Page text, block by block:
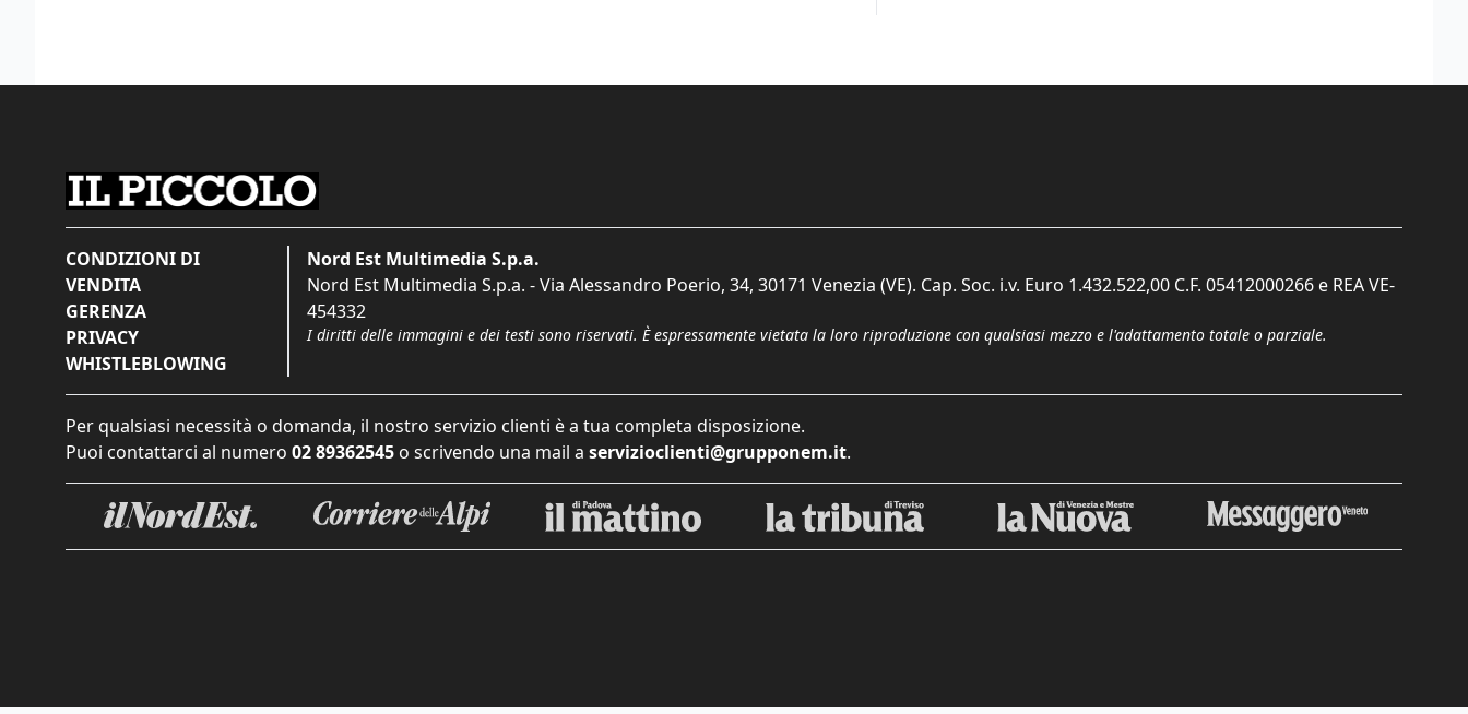
CONDIZIONI DI
VENDITA
GERENZA
PRIVACY
WHISTLEBLOWING
Nord Est Multimedia S.p.a.
Nord Est Multimedia S.p.a. - Via Alessandro Poerio, 34, 30171 Venezia (VE). Cap. Soc. i.v. Euro 1.432.522,00 C.F. 05412000266 e REA VE-
454332
I diritti delle immagini e dei testi sono riservati. È espressamente vietata la loro riproduzione con qualsiasi mezzo e l'adattamento totale o parziale.
Per qualsiasi necessità o domanda, il nostro servizio clienti è a tua completa disposizione.
Puoi contattarci al numero 02 89362545 o scrivendo una mail a servizioclienti@grupponem.it.